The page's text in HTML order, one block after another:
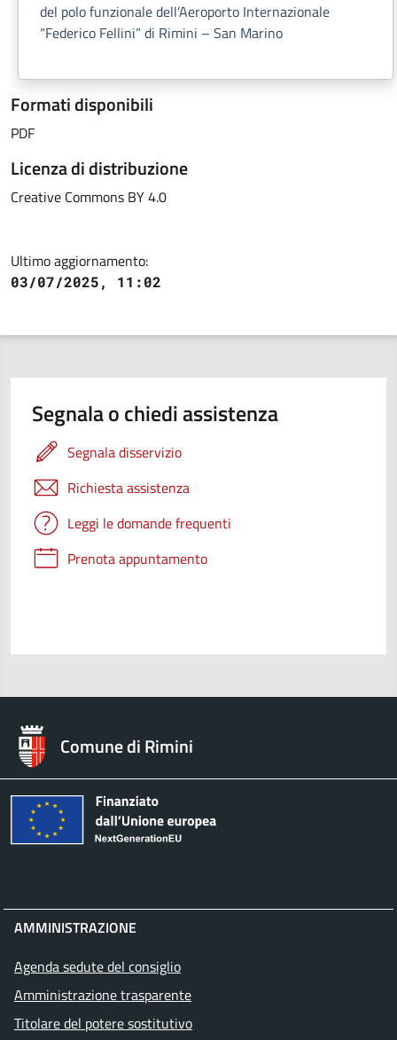
del polo funzionale dell’Aeroporto Internazionale
“Federico Fellini” di Rimini – San Marino
Formati disponibili
PDF
Licenza di distribuzione
Creative Commons BY 4.0
Ultimo aggiornamento:
03/07/2025, 11:02
Segnala o chiedi assistenza
Segnala disservizio
Richiesta assistenza
Leggi le domande frequenti
Prenota appuntamento
Comune di Rimini
AMMINISTRAZIONE
Agenda sedute del consiglio
Amministrazione trasparente
Titolare del potere sostitutivo